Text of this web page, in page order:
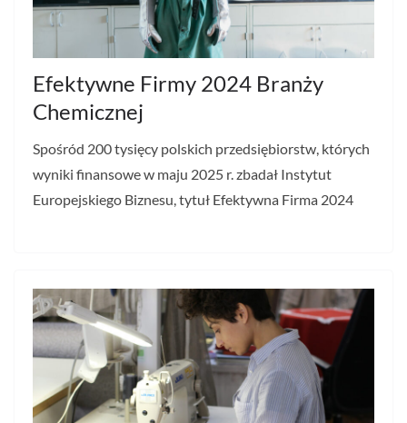
Efektywne Firmy 2024 Branży
Chemicznej
Spośród 200 tysięcy polskich przedsiębiorstw, których
wyniki finansowe w maju 2025 r. zbadał Instytut
Europejskiego Biznesu, tytuł Efektywna Firma 2024